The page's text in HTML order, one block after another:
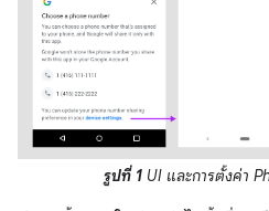
รูปที่ 1UI และการตั้งค่า